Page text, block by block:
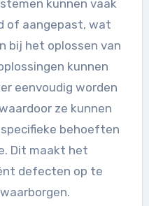
kunnen vaak
of aangepast, wat
bij het oplossen van
kunnen
eenvoudig worden
ze kunnen
behoeften
Dit maakt het
defecten op te